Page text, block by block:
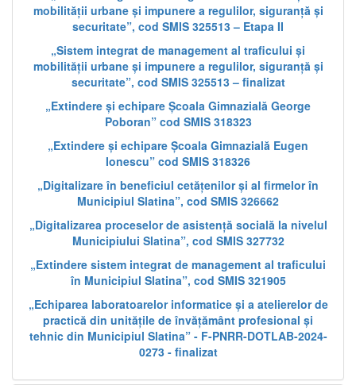
mobilității urbane și impunere a regulilor, siguranță și
securitate”, cod SMIS 325513 – Etapa II
„Sistem integrat de management al traficului și
mobilității urbane și impunere a regulilor, siguranță și
securitate”, cod SMIS 325513 – finalizat
„Extindere și echipare Școala Gimnazială George
Poboran” cod SMIS 318323
„Extindere și echipare Școala Gimnazială Eugen
Ionescu” cod SMIS 318326
„Digitalizare în beneficiul cetățenilor și al firmelor în
Municipiul Slatina”, cod SMIS 326662
„Digitalizarea proceselor de asistență socială la nivelul
Municipiului Slatina”, cod SMIS 327732
„Extindere sistem integrat de management al traficului
în Municipiul Slatina”, cod SMIS 321905
„Echiparea laboratoarelor informatice și a atelierelor de
practică din unitățile de învățământ profesional și
tehnic din Municipiul Slatina” - F-PNRR-DOTLAB-2024-
0273 - finalizat